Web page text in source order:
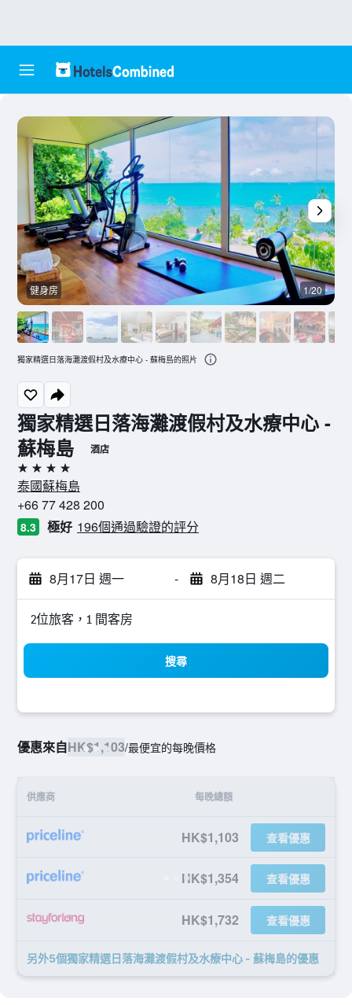
獨家精選日落海灘渡假村及水療中心 -
蘇梅島
酒店
4星級
泰國蘇梅島
+66 77 428 200
8.3 極好 196個通過驗證的評分
8月17日 週一 - 8月18日 週二
2位旅客，1 間客房
搜尋
優惠來自HK$1,103/最便宜的每晚價格
供應商 每晚總額
HK$1,103 查看優惠
HK$1,354 查看優惠
HK$1,732 查看優惠
另外5個獨家精選日落海灘渡假村及水療中心 - 蘇梅島​的優惠
健身房 1/20
獨家精選日落海灘渡假村及水療中心 - 蘇梅島的照片